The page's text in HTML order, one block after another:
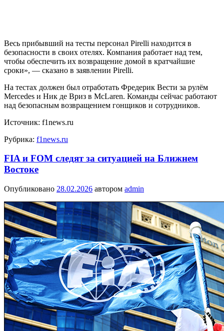
Весь прибывший на тесты персонал Pirelli находится в
безопасности в своих отелях. Компания работает над тем,
чтобы обеспечить их возвращение домой в кратчайшие
сроки», — сказано в заявлении Pirelli.
На тестах должен был отработать Фредерик Вести за рулём
Mercedes и Ник де Вриз в McLaren. Команды сейчас работают
над безопасным возвращением гонщиков и сотрудников.
Источник: f1news.ru
Рубрика: f1news.ru
FIA и FOM следят за ситуацией на Ближнем
Востоке
Опубликовано 28.02.2026 автором admin